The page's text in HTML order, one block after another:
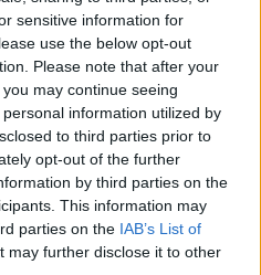
sensitive information for
use the below opt-out
Please note that after your
may continue seeing
information utilized by
to third parties prior to
opt-out of the further
by third parties on the
This information may
parties on the IAB’s List of
may further disclose it to other
Ο λόγος
τα
που